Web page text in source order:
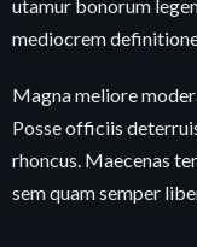
utamur bonorum
mediocrem
Magna meliore
Posse officiis
rhoncus. Maecenas
sem quam semper